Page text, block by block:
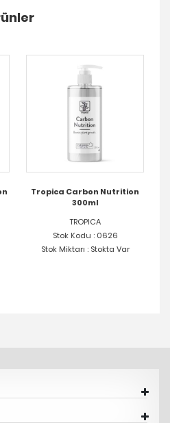
Tropica Carbon Nutrition
300ml
TROPICA
Stok Kodu : 0626
Stok Miktarı : Stokta Var